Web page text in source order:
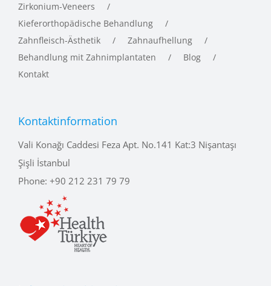
Zirkonium-Veneers
Kieferorthopädische Behandlung
Zahnfleisch-Ästhetik
Zahnaufhellung
Behandlung mit Zahnimplantaten
Blog
Kontakt
Kontaktinformation
Vali Konağı Caddesi Feza Apt. No.141 Kat:3 Nişantaşı
Şişli İstanbul
Phone: +90 212 231 79 79